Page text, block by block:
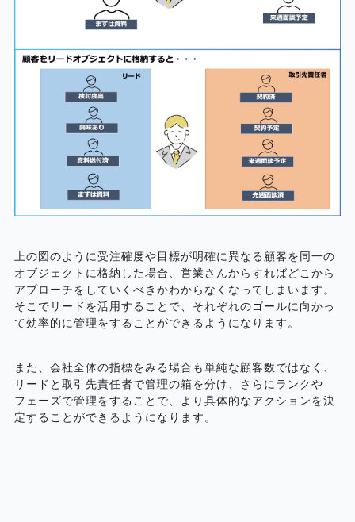
上の図のように受注確度や目標が明確に異なる顧客を同一の
オブジェクトに格納した場合、営業さんからすればどこから
アプローチをしていくべきかわからなくなってしまいます。
そこでリードを活用することで、それぞれのゴールに向かっ
て効率的に管理をすることができるようになります。
また、会社全体の指標をみる場合も単純な顧客数ではなく、
リードと取引先責任者で管理の箱を分け、さらにランクや
フェーズで管理をすることで、より具体的なアクションを決
定することができるようになります。